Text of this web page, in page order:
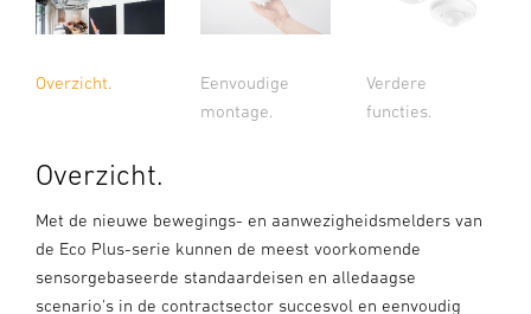
Overzicht.
Eenvoudige
montage.
Verdere
functies.
Overzicht.
Met de nieuwe bewegings- en aanwezigheidsmelders van
de Eco Plus-serie kunnen de meest voorkomende
sensorgebaseerde standaardeisen en alledaagse
scenario's in de contractsector succesvol en eenvoudig